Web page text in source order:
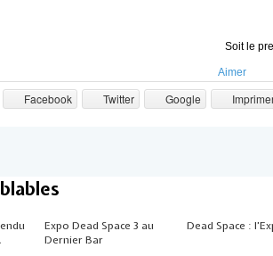
Soit le
Aimer
Facebook Twitter Google
Expo Dead Space 3 au
Dernier Bar
Dead Space :